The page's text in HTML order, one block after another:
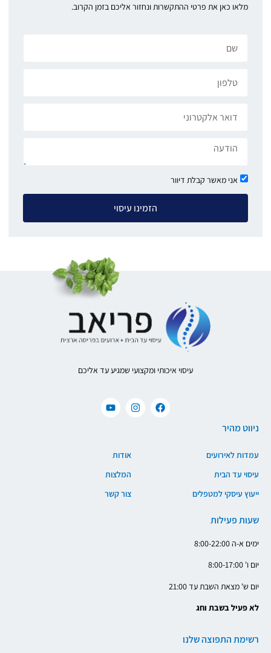
מלאו כאן את פרטי ההתקשרות ונחזור אליכם בזמן הקרוב.
אני מאשר קבלת דיוור
הזמינו עיסוי
עיסוי איכותי ומקצועי שמגיע עד אליכם
ניווט מהיר
עמדות לאירועים
עיסוי עד הבית
ייעוץ עיסקי למטפלים
אודות
המלצות
צור קשר
שעות פעילות
ימים א-ה 8:00-22:00
יום ו' 8:00-17:00
יום ש' מצאת השבת עד 21:00
לא פעיל בשבת וחג
רשימת התפוצה שלנו